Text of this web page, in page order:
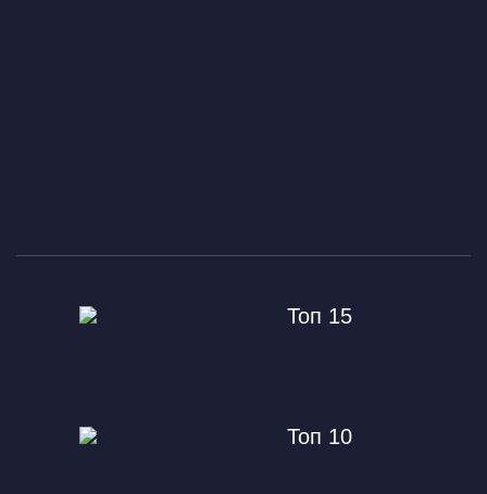
Топ 15
Топ 10